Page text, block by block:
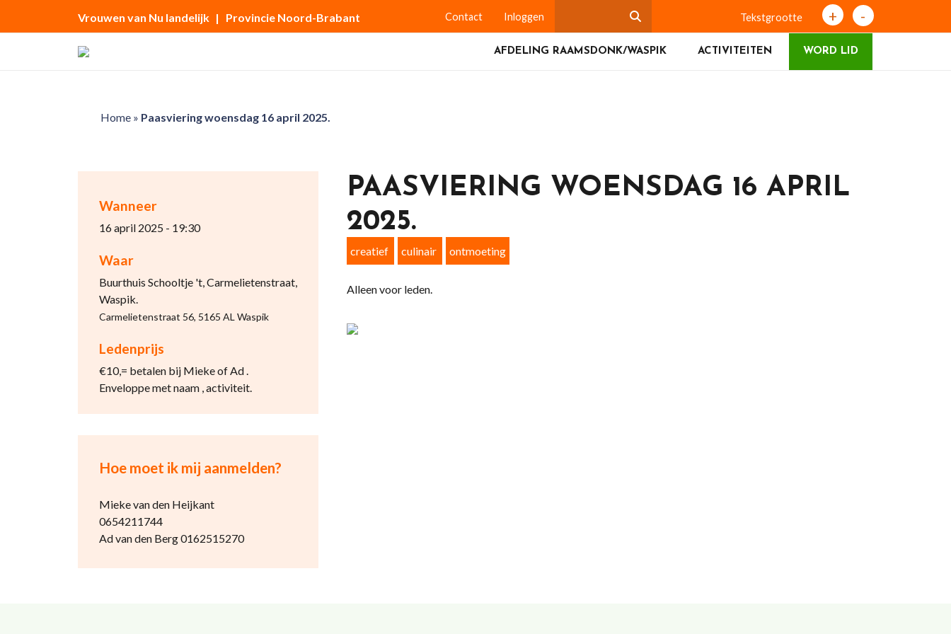
Vrouwen van Nu landelijk | Provincie Noord-Brabant Contact Inloggen Tekstgrootte + -
AFDELING RAAMSDONK/WASPIK ACTIVITEITEN WORD LID
Home» Paasviering woensdag 16 april 2025.
Wanneer
16 april 2025 - 19:30
Waar
Buurthuis Schooltje 't, Carmelietenstraat,
Waspik.
Carmelietenstraat 56, 5165 AL Waspik
Ledenprijs
€10,= betalen bij Mieke of Ad .
Enveloppe met naam , activiteit.
Hoe moet ik mij aanmelden?
Mieke van den Heijkant
0654211744
Ad van den Berg 0162515270
PAASVIERING WOENSDAG 16 APRIL
2025.
creatief culinair ontmoeting
Alleen voor leden.